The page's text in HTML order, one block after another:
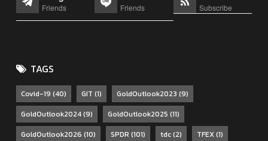
Friends Friends Subscribe
TAGS
Covid-19 (40) GIT (1) GoldOutlook2023 (9)
GoldOutlook2024(9) GoldOutlook2025 (11)
GoldOutlook2026 (10) SPDR (101) tdc(2) TFEX(1)